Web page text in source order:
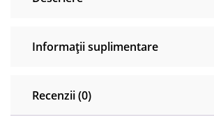
Informații suplimentare
Recenzii (0)